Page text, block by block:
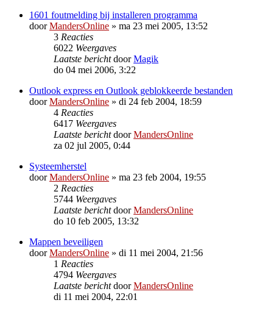
1601 foutmelding bij installeren programma
doorMandersOnline » ma 23 mei 2005, 13:52
3 Reacties
6022 Weergaves
Laatste berichtdoorMagik
do 04 mei 2006, 3:22
Outlook express en Outlook geblokkeerde bestanden
doorMandersOnline » di 24 feb 2004, 18:59
4 Reacties
6417 Weergaves
Laatste berichtdoorMandersOnline
za 02 jul 2005, 0:44
Systeemherstel
doorMandersOnline » ma 23 feb 2004, 19:55
2 Reacties
5744 Weergaves
Laatste berichtdoorMandersOnline
do 10 feb 2005, 13:32
Mappen beveiligen
doorMandersOnline » di 11 mei 2004, 21:56
1 Reacties
4794 Weergaves
Laatste berichtdoorMandersOnline
di 11 mei 2004, 22:01